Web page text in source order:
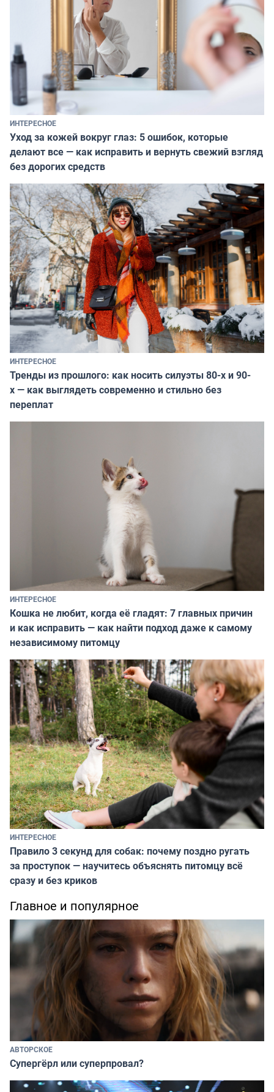
ИНТЕРЕСНОЕ
Уход за кожей вокруг глаз: 5 ошибок, которые
делают все — как исправить и вернуть свежий взгляд
без дорогих средств
ИНТЕРЕСНОЕ
Тренды из прошлого: как носить силуэты 80-х и 90-
х — как выглядеть современно и стильно без
переплат
ИНТЕРЕСНОЕ
Кошка не любит, когда её гладят: 7 главных причин
и как исправить — как найти подход даже к самому
независимому питомцу
ИНТЕРЕСНОЕ
Правило 3 секунд для собак: почему поздно ругать
за проступок — научитесь объяснять питомцу всё
сразу и без криков
Главное и популярное
АВТОРСКОЕ
Супергёрл или суперпровал?